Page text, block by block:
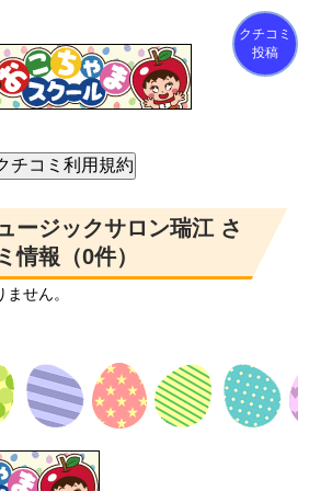
クチコミ
投稿
ージックサロン瑞江 さ
情報（0件）
せん。